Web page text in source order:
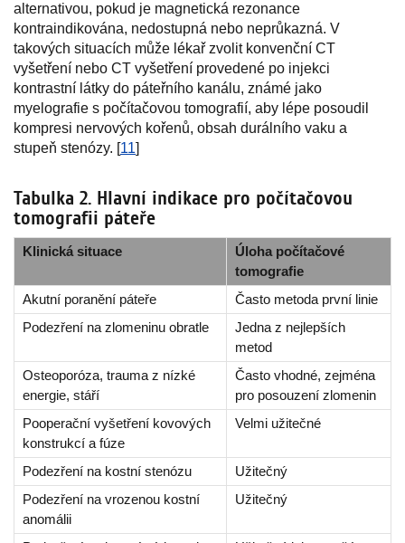
alternativou, pokud je magnetická rezonance
kontraindikována, nedostupná nebo neprůkazná. V
takových situacích může lékař zvolit konvenční CT
vyšetření nebo CT vyšetření provedené po injekci
kontrastní látky do páteřního kanálu, známé jako
myelografie s počítačovou tomografií, aby lépe posoudil
kompresi nervových kořenů, obsah durálního vaku a
stupeň stenózy. [11]
Tabulka 2. Hlavní indikace pro počítačovou
tomografii páteře
Klinická situace
Úloha počítačové
tomografie
Akutní poranění páteře
Často metoda první linie
Podezření na zlomeninu obratle
Jedna z nejlepších
metod
Osteoporóza, trauma z nízké
energie, stáří
Často vhodné, zejména
pro posouzení zlomenin
Pooperační vyšetření kovových
konstrukcí a fúze
Velmi užitečné
Podezření na kostní stenózu
Užitečný
Podezření na vrozenou kostní
anomálii
Užitečný